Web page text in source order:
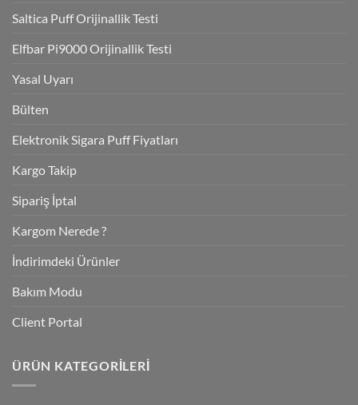
Saltica Puff Orijinallik Testi
Elfbar Pi9000 Orijinallik Testi
Yasal Uyarı
Bülten
Elektronik Sigara Puff Fiyatları
Kargo Takip
Sipariş İptal
Kargom Nerede ?
İndirimdeki Ürünler
Bakım Modu
Client Portal
ÜRÜN KATEGORILERI